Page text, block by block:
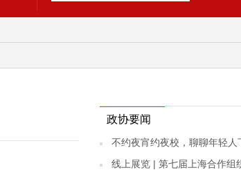
政协要闻
不约夜宵约夜校，聊聊年轻人
线上展览 | 第七届上海合作组